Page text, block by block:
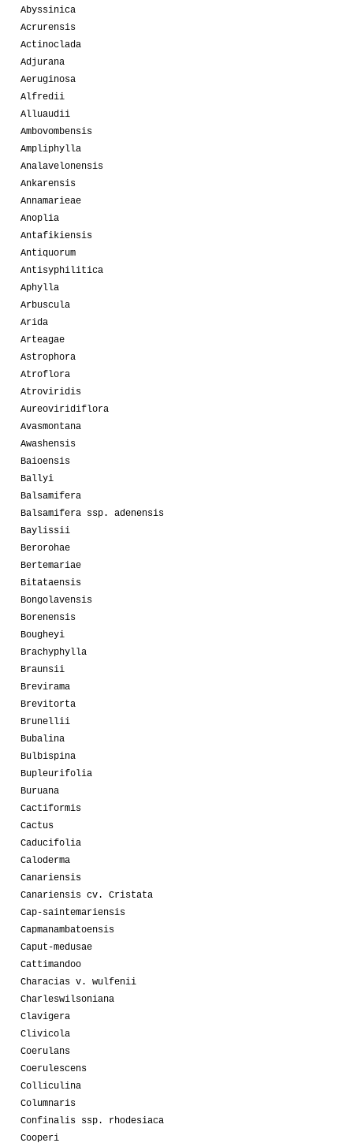
Abyssinica
Acrurensis
Actinoclada
Adjurana
Aeruginosa
Alfredii
Alluaudii
Ambovombensis
Ampliphylla
Analavelonensis
Ankarensis
Annamarieae
Anoplia
Antafikiensis
Antiquorum
Antisyphilitica
Aphylla
Arbuscula
Arida
Arteagae
Astrophora
Atroflora
Atroviridis
Aureoviridiflora
Avasmontana
Awashensis
Baioensis
Ballyi
Balsamifera
Balsamifera ssp. adenensis
Baylissii
Berorohae
Bertemariae
Bitataensis
Bongolavensis
Borenensis
Bougheyi
Brachyphylla
Braunsii
Brevirama
Brevitorta
Brunellii
Bubalina
Bulbispina
Bupleurifolia
Buruana
Cactiformis
Cactus
Caducifolia
Caloderma
Canariensis
Canariensis cv. Cristata
Cap-saintemariensis
Capmanambatoensis
Caput-medusae
Cattimandoo
Characias v. wulfenii
Charleswilsoniana
Clavigera
Clivicola
Coerulans
Coerulescens
Colliculina
Columnaris
Confinalis ssp. rhodesiaca
Cooperi